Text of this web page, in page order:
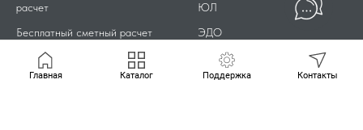
расчет
Бесплатный сметный расчет
ЮЛ
ЭДО
Главная Каталог Поддержка Контакты